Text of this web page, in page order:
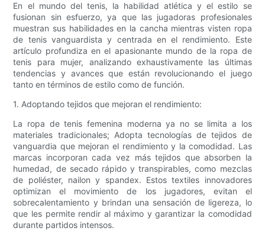
En el mundo del tenis, la habilidad atlética y el estilo se
fusionan sin esfuerzo, ya que las jugadoras profesionales
muestran sus habilidades en la cancha mientras visten ropa
de tenis vanguardista y centrada en el rendimiento. Este
artículo profundiza en el apasionante mundo de la ropa de
tenis para mujer, analizando exhaustivamente las últimas
tendencias y avances que están revolucionando el juego
tanto en términos de estilo como de función.
1. Adoptando tejidos que mejoran el rendimiento:
La ropa de tenis femenina moderna ya no se limita a los
materiales tradicionales; Adopta tecnologías de tejidos de
vanguardia que mejoran el rendimiento y la comodidad. Las
marcas incorporan cada vez más tejidos que absorben la
humedad, de secado rápido y transpirables, como mezclas
de poliéster, nailon y spandex. Estos textiles innovadores
optimizan el movimiento de los jugadores, evitan el
sobrecalentamiento y brindan una sensación de ligereza, lo
que les permite rendir al máximo y garantizar la comodidad
durante partidos intensos.